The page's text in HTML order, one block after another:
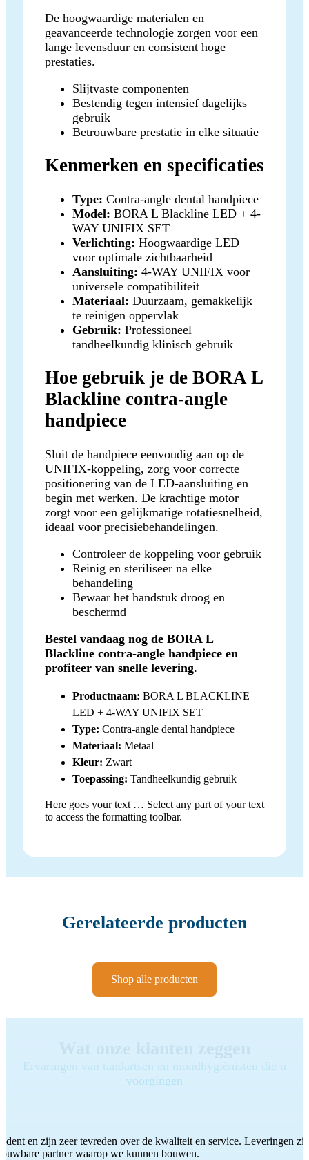
De hoogwaardige materialen en
geavanceerde technologie zorgen voor een
lange levensduur en consistent hoge
prestaties.
Slijtvaste componenten
Bestendig tegen intensief dagelijks
gebruik
Betrouwbare prestatie in elke situatie
Kenmerken en specificaties
Type: Contra-angle dental handpiece
Model: BORA L Blackline LED + 4-
WAY UNIFIX SET
Verlichting: Hoogwaardige LED
voor optimale zichtbaarheid
Aansluiting: 4-WAY UNIFIX voor
universele compatibiliteit
Materiaal: Duurzaam, gemakkelijk
te reinigen oppervlak
Gebruik: Professioneel
tandheelkundig klinisch gebruik
Hoe gebruik je de BORA L
Blackline contra-angle
handpiece
Sluit de handpiece eenvoudig aan op de
UNIFIX-koppeling, zorg voor correcte
positionering van de LED-aansluiting en
begin met werken. De krachtige motor
zorgt voor een gelijkmatige rotatiesnelheid,
ideaal voor precisiebehandelingen.
Controleer de koppeling voor gebruik
Reinig en steriliseer na elke
behandeling
Bewaar het handstuk droog en
beschermd
Bestel vandaag nog de BORA L
Blackline contra-angle handpiece en
profiteer van snelle levering.
Productnaam: BORA L BLACKLINE
LED + 4-WAY UNIFIX SET
Type: Contra-angle dental handpiece
Materiaal: Metaal
Kleur: Zwart
Toepassing: Tandheelkundig gebruik
Here goes your text … Select any part of your text
to access the formatting toolbar.
Gerelateerde producten
Shop alle producten
Ervaringen van tandartsen en mondhygiënisten die u
voorgingen
en zijn zeer tevreden over de kwaliteit en service. Leveringen
partner waarop we kunnen bouwen.